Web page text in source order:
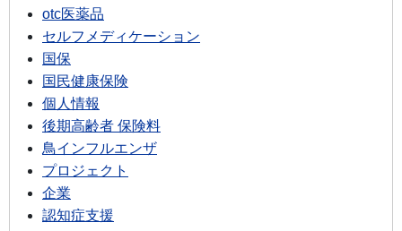
otc医薬品
セルフメディケーション
国保
国民健康保険
個人情報
後期高齢者 保険料
鳥インフルエンザ
プロジェクト
企業
認知症支援